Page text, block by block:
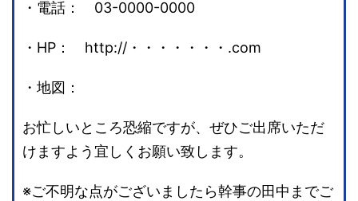
・電話： 03-0000-0000
・HP： http://・・・・・・・.com
・地図：
お忙しいところ恐縮ですが、ぜひご出席いただ
けますよう宜しくお願い致します。
※ご不明な点がございましたら幹事の田中までご